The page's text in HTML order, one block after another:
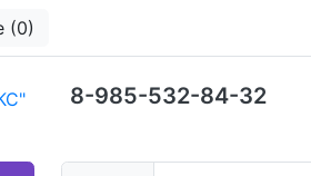
(0)
8-985-532-84-32